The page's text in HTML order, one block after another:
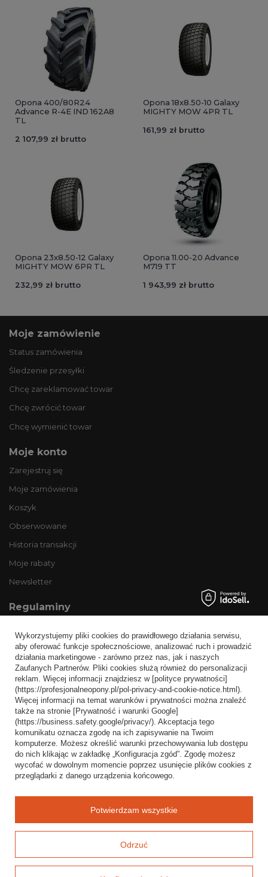
Opona 400/80R24
Advance R-4E IND 162A8
TL
2 107,99 zł brutto
Opona 18x8.50-10 Galaxy
MIGHTY MOW 4PR TL
161,99 zł brutto
Opona 23x8.50-12 Galaxy
MIGHTY MOW 6PR TL
232,99 zł brutto
Opona 11.00-20 Advance
M719 TT
1 943,99 zł brutto
Moje zamówienie
Status zamówienia
Śledzenie przesyłki
Chcę zareklamować towar
Chcę zwrócić towar
Chcę wymienić towar
Moje konto
Zarejestruj się
Moje zamówienia
Koszyk
Obserwowane
Historia transakcji
Moje rabaty
Newsletter
Regulaminy
Wysyłka
Sposoby płatności i prowizje
Regulamin
Polityka prywatności
Odstąpienie od umowy
Popularne kategorie
Opony bezdętkowe
Opony dętkowe
Wykorzystujemy pliki cookies do prawidłowego działania serwisu,
aby oferować funkcje społecznościowe, analizować ruch i prowadzić
działania marketingowe - zarówno przez nas, jak i naszych
Zaufanych Partnerów. Pliki cookies służą również do personalizacji
reklam. Więcej informacji znajdziesz w [polityce prywatności]
(https://profesjonalneopony.pl/pol-privacy-and-cookie-notice.html).
Więcej informacji na temat warunków i prywatności można znaleźć
także na stronie [Prywatność i warunki Google]
(https://business.safety.google/privacy/). Akceptacja tego
komunikatu oznacza zgodę na ich zapisywanie na Twoim
komputerze. Możesz określić warunki przechowywania lub dostępu
do nich klikając w zakładkę „Konfiguracja zgód”. Zgodę możesz
wycofać w dowolnym momencie poprzez usunięcie plików cookies z
przeglądarki z danego urządzenia końcowego.
Odrzuć
Potwierdzam wszystkie